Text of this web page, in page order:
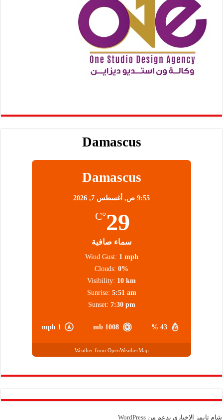
Damascus
Damascus
9:55 ص, أغسطس 7, 2026
29
°C
سماء صافية
43 %
1008 mb
1 mph
Wind Gust: 1 mph
Clouds: 0%
Visibility: 10 km
Sunrise: 5:51 am
Sunset: 7:30 pm
Weather from OpenWeatherMap
شام تايمز الإخباري بدعم منWordPress